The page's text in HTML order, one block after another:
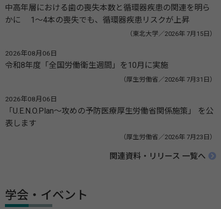
中高年層における歯の喪失本数と循環器疾患の関連を明ら
かに 1～4本の喪失でも、循環器疾患リスクが上昇
（東北大学／2026年 7月15日）
2026年08月06日
令和8年度「全国労働衛生週間」を10月に実施
（厚生労働省／2026年 7月31日）
2026年08月06日
「U.E.N.O.Plan～攻めの予防医療厚生労働省関係施策」 を公
表します
（厚生労働省／2026年 7月23日）
関連資料・リリース 一覧へ
学会・イベント